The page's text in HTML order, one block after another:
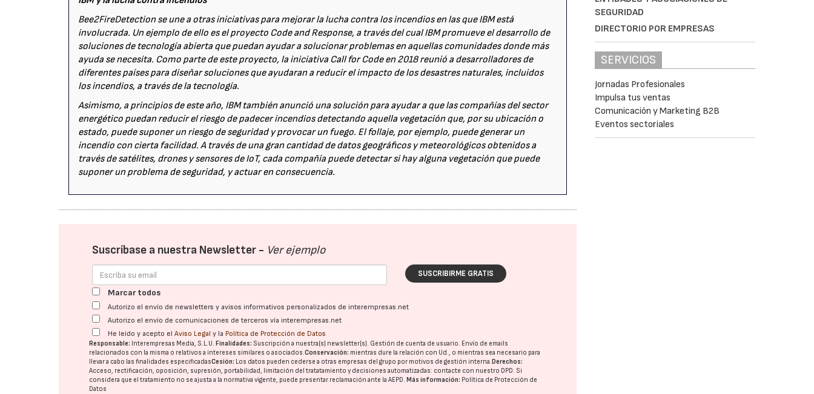
Bee2FireDetection se une a otras iniciativas para mejorar la lucha contra los incendios en las que IBM está
involucrada. Un ejemplo de ello es el proyecto Code and Response, a través del cual IBM promueve el desarrollo de
soluciones de tecnología abierta que puedan ayudar a solucionar problemas en aquellas comunidades donde más
ayuda se necesita. Como parte de este proyecto, la iniciativa Call for Code en 2018 reunió a desarrolladores de
diferentes países para diseñar soluciones que ayudaran a reducir el impacto de los desastres naturales, incluidos
los incendios, a través de la tecnología.
Asimismo, a principios de este año, IBM también anunció una solución para ayudar a que las compañías del sector
energético puedan reducir el riesgo de padecer incendios detectando aquella vegetación que, por su ubicación o
estado, puede suponer un riesgo de seguridad y provocar un fuego. El follaje, por ejemplo, puede generar un
incendio con cierta facilidad. A través de una gran cantidad de datos geográficos y meteorológicos obtenidos a
través de satélites, drones y sensores de IoT, cada compañía puede detectar si hay alguna vegetación que puede
suponer un problema de seguridad, y actuar en consecuencia.
Suscríbase a nuestra Newsletter - Ver ejemplo
SUSCRIBIRME GRATIS
Marcar todos
Autorizo el envío de newsletters y avisos informativos personalizados de interempresas.net
Autorizo el envío de comunicaciones de terceros vía interempresas.net
He leído y acepto elAviso Legal y la Política de Protección de Datos
Responsable: Interempresas Media, S.L.U. Finalidades: Suscripción a nuestra(s) newsletter(s). Gestión de cuenta de usuario. Envío de emails
relacionados con la misma o relativos a intereses similares o asociados.Conservación: mientras dure la relación con Ud., o mientras sea necesario para
llevar a cabo las finalidades especificadasCesión: Los datos pueden cederse a otras empresas del grupo por motivos de gestión interna. Derechos:
Acceso, rectificación, oposición, supresión, portabilidad, limitación del tratatamiento y decisiones automatizadas: contacte con nuestro DPD. Si
considera que el tratamiento no se ajusta a la normativa vigente, puede presentar reclamación ante laAEPD. Más información: Política de Protección de
Datos
SEGURIDAD
DIRECTORIO POR EMPRESAS
SERVICIOS
Jornadas Profesionales
Impulsa tus ventas
Comunicación y Marketing B2B
Eventos sectoriales